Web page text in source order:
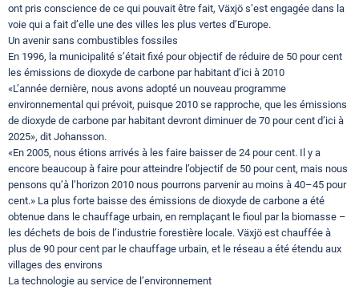
ont pris conscience de ce qui pouvait être fait, Växjö s’est engagée dans la
voie qui a fait d’elle une des villes les plus vertes d’Europe.
Un avenir sans combustibles fossiles
En 1996, la municipalité s’était fixé pour objectif de réduire de 50 pour cent
les émissions de dioxyde de carbone par habitant d’ici à 2010
«L’année dernière, nous avons adopté un nouveau programme
environnemental qui prévoit, puisque 2010 se rapproche, que les émissions
de dioxyde de carbone par habitant devront diminuer de 70 pour cent d’ici à
2025», dit Johansson.
«En 2005, nous étions arrivés à les faire baisser de 24 pour cent. Il y a
encore beaucoup à faire pour atteindre l’objectif de 50 pour cent, mais nous
pensons qu’à l’horizon 2010 nous pourrons parvenir au moins à 40–45 pour
cent.» La plus forte baisse des émissions de dioxyde de carbone a été
obtenue dans le chauffage urbain, en remplaçant le fioul par la biomasse –
les déchets de bois de l’industrie forestière locale. Växjö est chauffée à
plus de 90 pour cent par le chauffage urbain, et le réseau a été étendu aux
villages des environs
La technologie au service de l’environnement